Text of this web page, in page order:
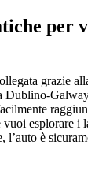
per
grazie
Dublino-
vuoi esplorare i
l’auto è